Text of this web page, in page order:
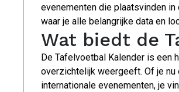
evenementen die plaatsvinden
waar je alle belangrijke data en
Wat biedt de
De Tafelvoetbal Kalender is een
overzichtelijk weergeeft. Of je
internationale evenementen, je